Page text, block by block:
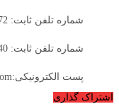
شماره تلفن ثابت: 02136871072 – 02136871294
شماره تلفن ثابت: 02136613840 -02133911013
پست الکترونیکی:aradcable@gmail.com
اشتراک گذاری